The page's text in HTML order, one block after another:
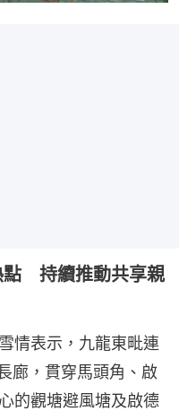
點 持續推動共享親
情表示，九龍東毗連
廊，貫穿馬頭角、啟
的觀塘避風塘及啟德